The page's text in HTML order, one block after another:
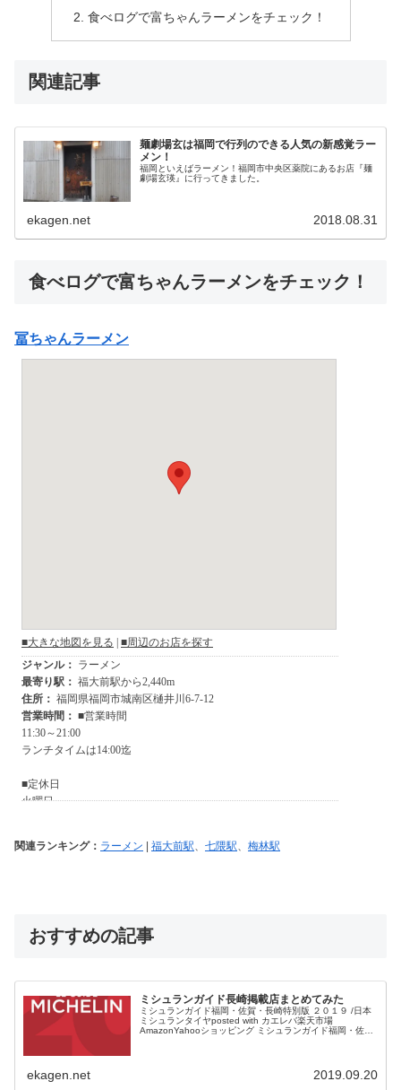
食べログで富ちゃんラーメンをチェック！
関連記事
麺劇場玄は福岡で行列のできる人気の新感覚ラー
メン！
福岡といえばラーメン！福岡市中央区薬院にあるお店『麺
劇場玄瑛』に行ってきました。
ekagen.net 2018.08.31
食べログで富ちゃんラーメンをチェック！
冨ちゃんラーメン
関連ランキング： ラーメン 福大前駅、 七隈駅、 梅林駅
おすすめの記事
ミシュランガイド長崎掲載店まとめてみた
ミシュランガイド福岡・佐賀・長崎特別版 ２０１９ /日本
ミシュランタイヤposted with カエレバ楽天市場
AmazonYahooショッピング ミシュランガイド福岡・佐
ekagen.net 2019.09.20